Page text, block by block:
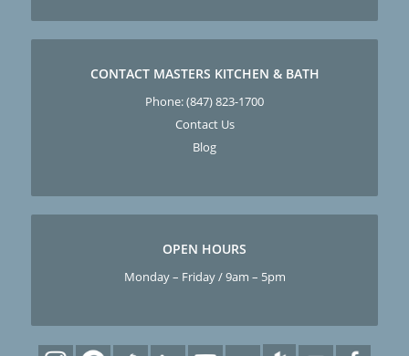
CONTACT MASTERS KITCHEN & BATH
Phone:(847) 823-1700
Contact Us
Blog
OPEN HOURS
Monday – Friday / 9am – 5pm